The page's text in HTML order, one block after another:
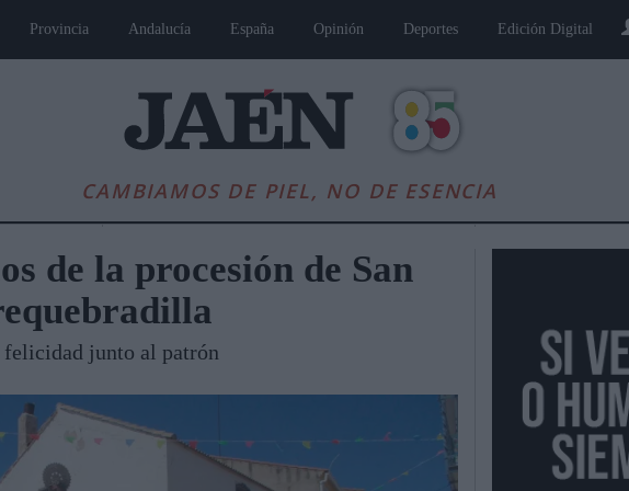
Provincia Andalucía España Opinión Deportes Edición Digital
CAMBIAMOS DE PIEL, NO DE ESENCIA
Linares Andalucía Jaén, Pueblo a Pueblo
de la procesión de San
felicidad junto al patrón